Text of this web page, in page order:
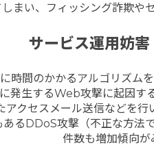
まい、フィッシング詐欺や
サービス運用妨
時間のかかるアルゴリズ
発生するWeb攻撃に起因す
アクセスメール送信などを
るDDoS攻撃（不正な方
件数も増加傾向が